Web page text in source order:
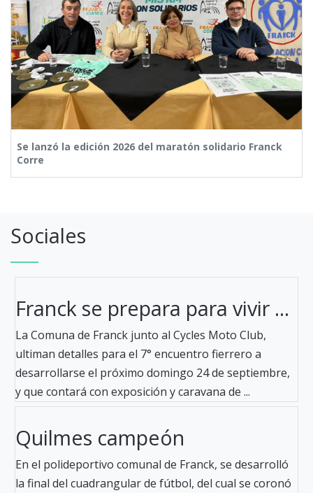
Se lanzó la edición 2026 del maratón solidario Franck
Corre
Sociales
Franck se prepara para vivir ...
La Comuna de Franck junto al Cycles Moto Club,
ultiman detalles para el 7° encuentro fierrero a
desarrollarse el próximo domingo 24 de septiembre,
y que contará con exposición y caravana de ...
Quilmes campeón
En el polideportivo comunal de Franck, se desarrolló
la final del cuadrangular de fútbol, del cual se coronó